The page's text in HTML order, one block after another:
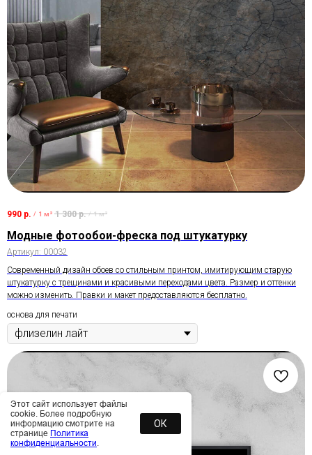
990 р. / 1 м² 1 300 р. / 1 м²
Модные фотообои-фреска под штукатурку
Артикул: 00032
Современный дизайн обоев со стильным принтом, имитирующим старую
штукатурку с трещинами и красивыми переходами цвета. Размер и оттенки
можно изменить. Правки и макет предоставляются бесплатно.
основа для печати
Этот сайт использует файлы
cookie. Более подробную
информацию смотрите на
странице Политика
конфиденциальности.
ОК